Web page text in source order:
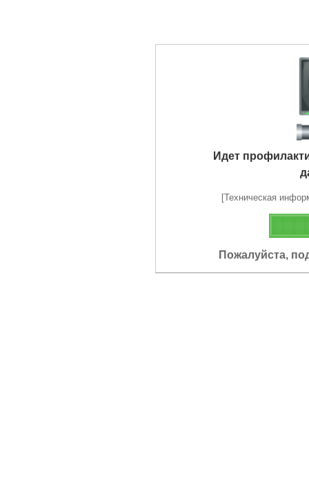
Идет
[Техническая
Пожалуйста,